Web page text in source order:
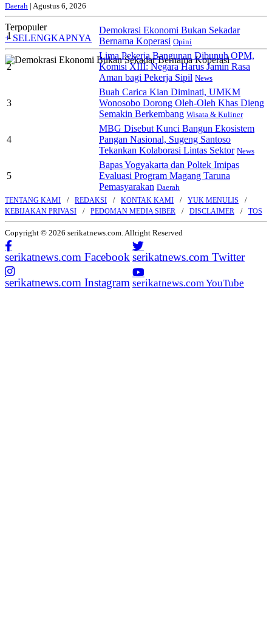
Daerah | Agustus 6, 2026
Terpopuler
+ SELENGKAPNYA
1
Demokrasi Ekonomi Bukan Sekadar
Bernama Koperasi Opini
2
Lima Pekerja Bangunan Dibunuh OPM,
Komisi XIII: Negara Harus Jamin Rasa
Aman bagi Pekerja Sipil News
3
Buah Carica Kian Diminati, UMKM
Wonosobo Dorong Oleh-Oleh Khas Dieng
Semakin Berkembang Wisata & Kuliner
4
MBG Disebut Kunci Bangun Ekosistem
Pangan Nasional, Sugeng Santoso
Tekankan Kolaborasi Lintas Sektor News
5
Bapas Yogyakarta dan Poltek Imipas
Evaluasi Program Magang Taruna
Pemasyarakan Daerah
TENTANG KAMI REDAKSI KONTAK KAMI
YUK MENULIS
KEBIJAKAN PRIVASI
PEDOMAN MEDIA SIBER DISCLAIMER TOS
Copyright © 2026 serikatnews.com. Allright Reserved
serikatnews.com Facebook serikatnews.com Twitter
serikatnews.com Instagram serikatnews.com YouTube